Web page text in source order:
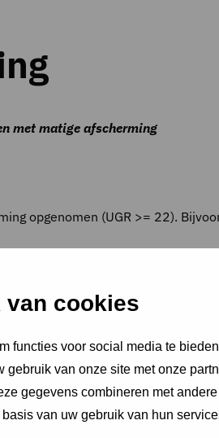
van cookies
functies voor social media te
gebruik van onze site met onze
gegevens combineren met andere
van uw gebruik van hun
met matige afscherming
opgenomen (UGR >= 22).
2021.